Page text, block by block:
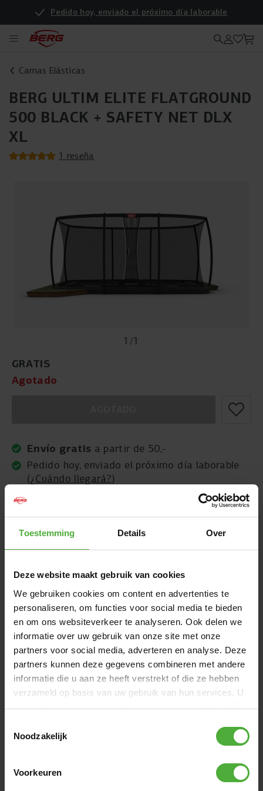
Toestemming Details Over
Deze website maakt gebruik van cookies
We gebruiken cookies om content en advertenties te
personaliseren, om functies voor social media te bieden
en om ons websiteverkeer te analyseren. Ook delen we
informatie over uw gebruik van onze site met onze
partners voor social media, adverteren en analyse. Deze
partners kunnen deze gegevens combineren met andere
informatie die u aan ze heeft verstrekt of die ze hebben
verzameld op basis van uw gebruik van hun services. U
gaat akkoord met onze cookies als u onze website blijft
Noodzakelijk
Voorkeuren
Pedido hoy, enviado el próximo día laborable
Camas Elásticas
BERG ULTIM ELITE FLATGROUND
500 BLACK + SAFETY NET DLX
XL
1 reseña
1 /1
DIMENSIONES Y DETALLES
Nombre del producto
BERG Ultim Elite FlatGround
SKU 32.41.95.40
Color
Altura FlatGround
Dimensión Rectángulo - 500 x 300 cm
FRECUENTEMENTE COMPRADO JUNTO CON
GRATIS
Agotado
Envío gratis a partir de 50,-
Pedido hoy, enviado el próximo día laborable
(¿Cuándo llegará?)
Excelente valoración por nuestros clientes: